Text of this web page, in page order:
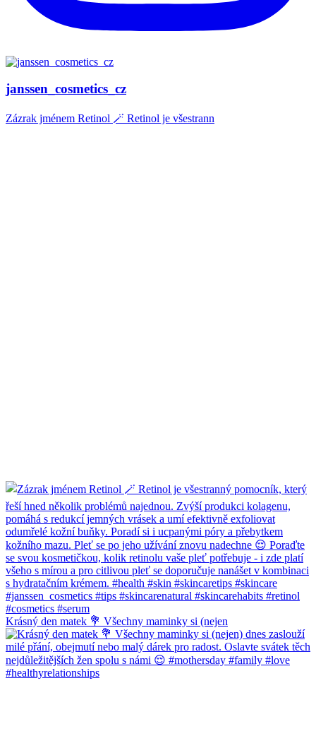
janssen_cosmetics_cz
Zázrak jménem Retinol 🪄 Retinol je všestrann
Krásný den matek 💐 Všechny maminky si (nejen